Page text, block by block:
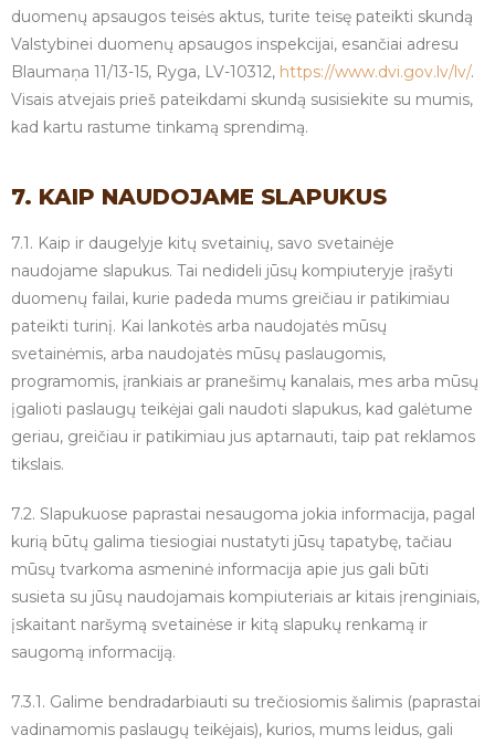
duomenų apsaugos teisės aktus, turite teisę pateikti skundą
Valstybinei duomenų apsaugos inspekcijai, esančiai adresu
Blaumaņa 11/13-15, Ryga, LV-10312, https://www.dvi.gov.lv/lv/.
Visais atvejais prieš pateikdami skundą susisiekite su mumis,
kad kartu rastume tinkamą sprendimą.
7. KAIP NAUDOJAME SLAPUKUS
7.1. Kaip ir daugelyje kitų svetainių, savo svetainėje
naudojame slapukus. Tai nedideli jūsų kompiuteryje įrašyti
duomenų failai, kurie padeda mums greičiau ir patikimiau
pateikti turinį. Kai lankotės arba naudojatės mūsų
svetainėmis, arba naudojatės mūsų paslaugomis,
programomis, įrankiais ar pranešimų kanalais, mes arba mūsų
įgalioti paslaugų teikėjai gali naudoti slapukus, kad galėtume
geriau, greičiau ir patikimiau jus aptarnauti, taip pat reklamos
tikslais.
7.2. Slapukuose paprastai nesaugoma jokia informacija, pagal
kurią būtų galima tiesiogiai nustatyti jūsų tapatybę, tačiau
mūsų tvarkoma asmeninė informacija apie jus gali būti
susieta su jūsų naudojamais kompiuteriais ar kitais įrenginiais,
įskaitant naršymą svetainėse ir kitą slapukų renkamą ir
saugomą informaciją.
7.3.1. Galime bendradarbiauti su trečiosiomis šalimis (paprastai
vadinamomis paslaugų teikėjais), kurios, mums leidus, gali